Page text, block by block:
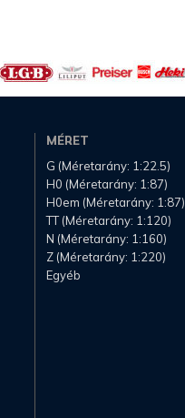
MÉRET
G (Méretarány: 1:22.5)
H0 (Méretarány: 1:87)
H0em (Méretarány: 1:87)
TT (Méretarány: 1:120)
N (Méretarány: 1:160)
Z (Méretarány: 1:220)
Egyéb